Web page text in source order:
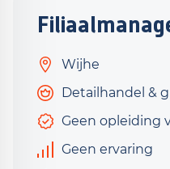
Wijhe
Detailhandel &
Geen opleiding
Geen ervaring